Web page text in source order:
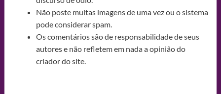
Não poste muitas imagens de uma vez ou o sistema
pode considerar spam.
Os comentários são de responsabilidade de seus
autores e não refletem em nada a opinião do
criador do site.